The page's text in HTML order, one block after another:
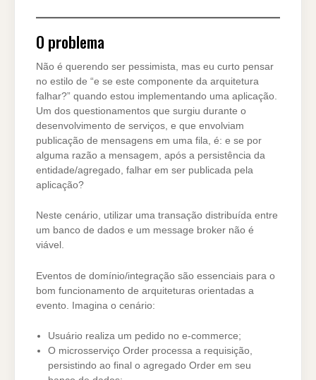
O problema
Não é querendo ser pessimista, mas eu curto pensar
no estilo de “e se este componente da arquitetura
falhar?” quando estou implementando uma aplicação.
Um dos questionamentos que surgiu durante o
desenvolvimento de serviços, e que envolviam
publicação de mensagens em uma fila, é: e se por
alguma razão a mensagem, após a persistência da
entidade/agregado, falhar em ser publicada pela
aplicação?
Neste cenário, utilizar uma transação distribuída entre
um banco de dados e um message broker não é
viável.
Eventos de domínio/integração são essenciais para o
bom funcionamento de arquiteturas orientadas a
evento. Imagina o cenário:
Usuário realiza um pedido no e-commerce;
O microsserviço Order processa a requisição,
persistindo ao final o agregado Order em seu